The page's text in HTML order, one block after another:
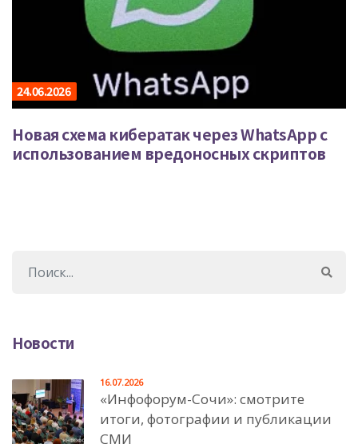
24.06.2026
Новая схема кибератак через WhatsApp с
использованием вредоносных скриптов
Новости
«Инфофорум-Сочи»: смотрите
итоги, фотографии и публикации
СМИ
16.07.2026